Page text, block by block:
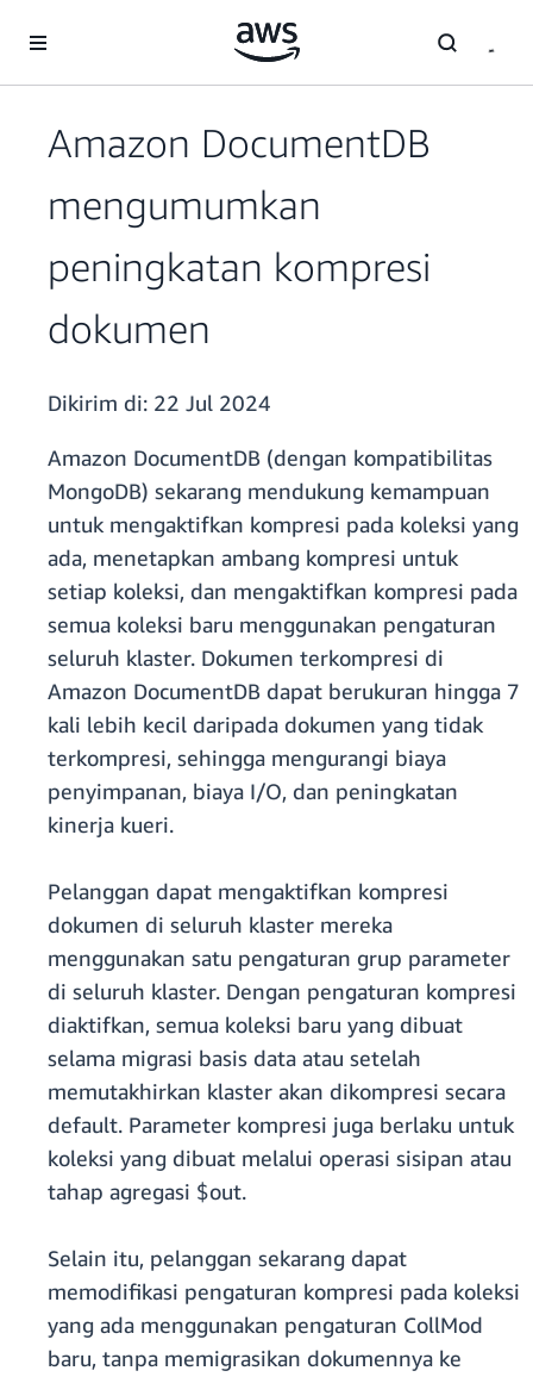
Amazon DocumentDB
mengumumkan
peningkatan kompresi
dokumen
Dikirim di: 22 Jul 2024
Amazon DocumentDB (dengan kompatibilitas
MongoDB) sekarang mendukung kemampuan
untuk mengaktifkan kompresi pada koleksi yang
ada, menetapkan ambang kompresi untuk
setiap koleksi, dan mengaktifkan kompresi pada
semua koleksi baru menggunakan pengaturan
seluruh klaster. Dokumen terkompresi di
Amazon DocumentDB dapat berukuran hingga 7
kali lebih kecil daripada dokumen yang tidak
terkompresi, sehingga mengurangi biaya
penyimpanan, biaya I/O, dan peningkatan
kinerja kueri.
Pelanggan dapat mengaktifkan kompresi
dokumen di seluruh klaster mereka
menggunakan satu pengaturan grup parameter
di seluruh klaster. Dengan pengaturan kompresi
diaktifkan, semua koleksi baru yang dibuat
selama migrasi basis data atau setelah
memutakhirkan klaster akan dikompresi secara
default. Parameter kompresi juga berlaku untuk
koleksi yang dibuat melalui operasi sisipan atau
tahap agregasi $out.
Selain itu, pelanggan sekarang dapat
memodifikasi pengaturan kompresi pada koleksi
yang ada menggunakan pengaturan CollMod
baru, tanpa memigrasikan dokumennya ke